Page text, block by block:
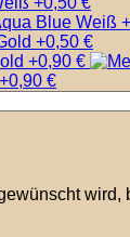
wird,